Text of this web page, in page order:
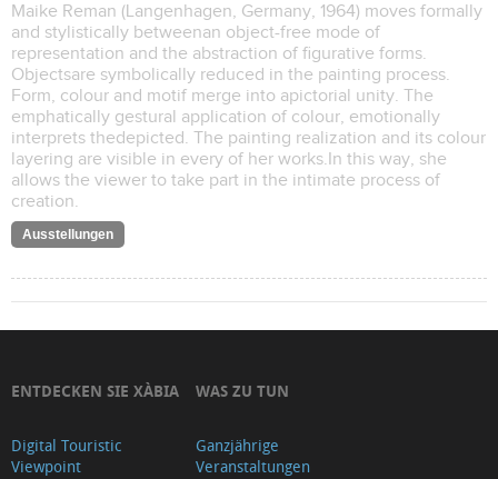
Maike Reman (Langenhagen, Germany, 1964) moves formally
and stylistically betweenan object-free mode of
representation and the abstraction of figurative forms.
Objectsare symbolically reduced in the painting process.
Form, colour and motif merge into apictorial unity. The
emphatically gestural application of colour, emotionally
interprets thedepicted. The painting realization and its colour
layering are visible in every of her works.In this way, she
allows the viewer to take part in the intimate process of
creation.
Ausstellungen
ENTDECKEN SIE XÀBIA
Digital Touristic
Viewpoint
WAS ZU TUN
Ganzjährige
Veranstaltungen